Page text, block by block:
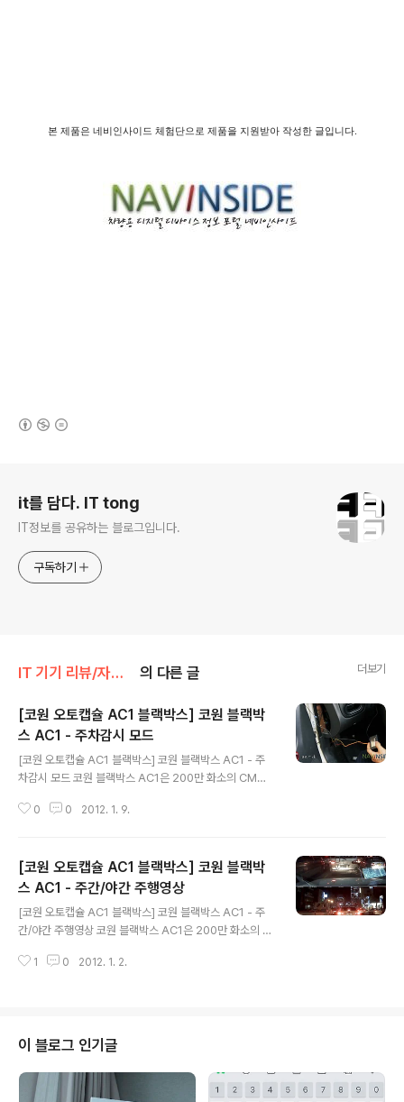
본 제품은 네비인사이드 체험단으로 제품을 지원받아 작성한 글입니다.
it를 담다. IT tong
IT정보를 공유하는 블로그입니다.
구독하기
IT 기기 리뷰/자동차_차량용품 의 다른 글 더보기
[코원 오토캡슐 AC1 블랙박스] 코원 블랙박
스 AC1 - 주차감시 모드
[코원 오토캡슐 AC1 블랙박스] 코원 블랙박스 AC1 - 주
차감시 모드 코원 블랙박스 AC1은 200만 화소의 CMOS
영상(초당 30프레임, 16:9 비율)으로 녹화하고, 대각 기준
녹화 등 다양한 녹화 기능을 제공하고,3축 가속 센서를 통
해 외부 충격을 감지해 자동 녹화 기능과 전원 이상시에도
내장 배터리를 통해 마지막 녹화 파일을 안전하게 저장까
지 지원하는 블랙박스입니다. 여기에서 모션 감지 녹화는
주차모드에서 주로 사용하는 녹화방식인데요. 주차모드는
차량을 주차한 후 시동을 꺼도 모션이 감지되었을 때 녹화
0 0 2012. 1. 9.
[코원 오토캡슐 AC1 블랙박스] 코원 블랙박
스 AC1 - 주간/야간 주행영상
[코원 오토캡슐 AC1 블랙박스] 코원 블랙박스 AC1 - 주
간/야간 주행영상 코원 블랙박스 AC1은 200만 화소의 C
고화질 영상(초당 30프레임, 16:9 비율)으로 녹화하고, 대
서를 통해 외부 충격을 감지해 자동 녹화 기능과 전원 이상
시에도 내장 배터리를 통해 마지막 녹화 파일을 안전하게
저장까지 지원하는 블랙박스인데요. 이번에는 주간과 야간
주행후기를 소개해볼까 합니다. 이번 주간 주행영상은 부
1 0 2012. 1. 2.
이 블로그 인기글